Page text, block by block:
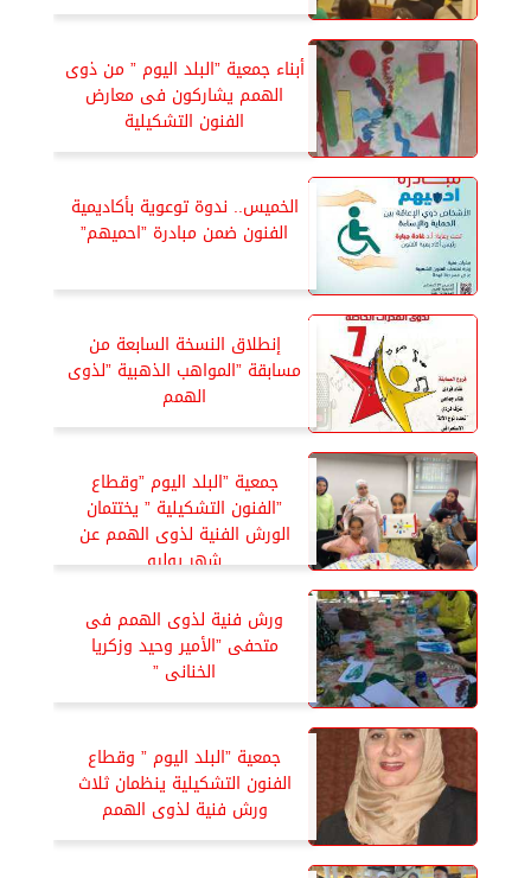
أبناء جمعية ”البلد اليوم ” من ذوى
الهمم يشاركون فى معارض
الفنون التشكيلية
الخميس.. ندوة توعوية بأكاديمية
الفنون ضمن مبادرة ”احميهم”
إنطلاق النسخة السابعة من
مسابقة ”المواهب الذهبية ”لذوى
الهمم
جمعية ”البلد اليوم ”وقطاع
”الفنون التشكيلية ” يختتمان
الورش الفنية لذوى الهمم عن
شهر يوليو
ورش فنية لذوى الهمم فى
متحفى ”الأمير وحيد وزكريا
الخنانى ”
جمعية ”البلد اليوم ” وقطاع
الفنون التشكيلية ينظمان ثلاث
ورش فنية لذوى الهمم